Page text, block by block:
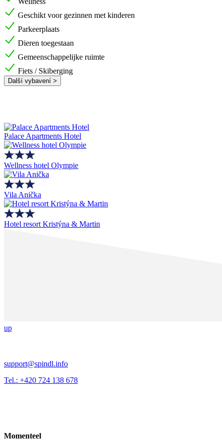
Geschikt voor gezinnen met kinderen
Parkeerplaats
Dieren toegestaan
Gemeenschappelijke ruimte
Fiets / Skiberging
Další vybavení >
Palace Apartments Hotel
Wellness hotel Olympie
Vila Anička
Hotel resort Kristýna & Martin
up
support@spindl.info
Tel.: +420 724 138 678
Momenteel